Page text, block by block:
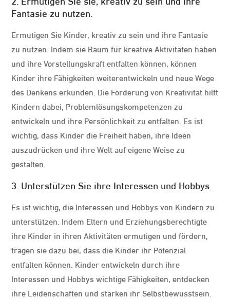
Fantasie zu nutzen.
Ermutigen Sie Kinder, kreativ zu sein und ihre Fantasie
zu nutzen. Indem sie Raum für kreative Aktivitäten haben
und ihre Vorstellungskraft entfalten können, können
Kinder ihre Fähigkeiten weiterentwickeln und neue Wege
des Denkens erkunden. Die Förderung von Kreativität hilft
Kindern dabei, Problemlösungskompetenzen zu
entwickeln und ihre Persönlichkeit zu entfalten. Es ist
wichtig, dass Kinder die Freiheit haben, ihre Ideen
auszudrücken und ihre Welt auf eigene Weise zu
gestalten.
3. Unterstützen Sie ihre Interessen und Hobbys.
Es ist wichtig, die Interessen und Hobbys von Kindern zu
unterstützen. Indem Eltern und Erziehungsberechtigte
ihre Kinder in ihren Aktivitäten ermutigen und fördern,
tragen sie dazu bei, dass die Kinder ihr Potenzial
entfalten können. Kinder entwickeln durch ihre
Interessen und Hobbys wichtige Fähigkeiten, entdecken
ihre Leidenschaften und stärken ihr Selbstbewusstsein.